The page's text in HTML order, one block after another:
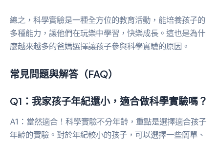
總之，科學實驗是一種全方位的教育活動，能培養孩子的
多種能力，讓他們在玩樂中學習，快樂成長。這也是為什
麼越來越多的爸媽選擇讓孩子參與科學實驗的原因。
常見問題與解答（FAQ）
Q1：我家孩子年紀還小，適合做科學實驗嗎？
A1：當然適合！科學實驗不分年齡，重點是選擇適合孩子
年齡的實驗。對於年紀較小的孩子，可以選擇一些簡單、